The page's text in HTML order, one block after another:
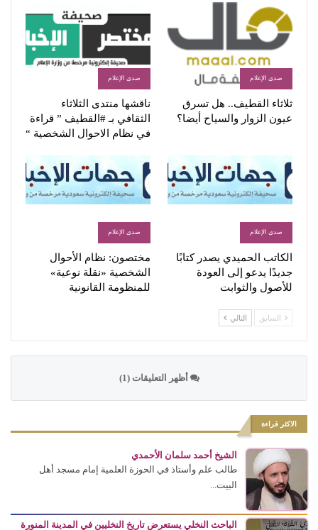
صدى الإعلام
ثلاثاء القطيف.. هل تسرق
عيون الزوار والسياح أيضا؟
صدى الإعلام
ناقشها منتدى الثلاثاء
الثقافي بـ #القطيف ” قراءة
في نظام الاحوال الشخصية “
صدى الإعلام
الكاتب الحميدي يصدر كتابًا
جديدًا يدعو إلى العودة
للأصول والثوابت
صدى الإعلام
مختصون: نظام الأحوال
الشخصية «نقلة نوعية»
للمنظومة القانونية
السابق التالي
أظهر التعليقات (1)
الاكثر قراءة
الشيخ أحمد سلمان الأحمدي
طالب علم وأستاذ في الحوزة العلمية إمام مسجد أهل
البيت...
الباحث النخلي يستعرض تاريخ النخليين في المدينة المنورة